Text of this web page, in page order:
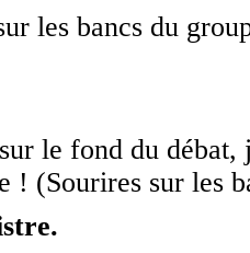
les bancs du
le fond du
! (Sourires sur les